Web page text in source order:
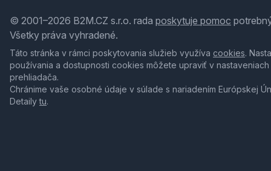
© 2001–2026 B2M.CZ s.r.o. rada poskytuje pomoc
Všetky práva vyhradené.
Táto stránka v rámci poskytovania služieb využíva cookies.
používania a dostupnosti cookies môžete upraviť v nastaveniach
prehliadača.
Chránime vaše osobné údaje v súlade s nariadením Európskej
Detailytu.